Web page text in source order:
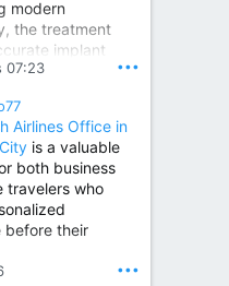
and
team at...
modern
the treatment
implant
reduced pain,
function,
return to an
comfortable
Orthopedic Doctor in Kondapur | Dr. M. Ranganath Reddy
M. Ranganath
best...
07:23 •••
Airlines Office in
is a valuable
both business
travelers who
before their
•••